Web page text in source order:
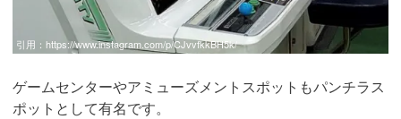
引用： https://www.instagram.com/p/CJvvfkkBH5k/
ゲームセンターやアミューズメントスポットもパンチラス
ポットとして有名です。